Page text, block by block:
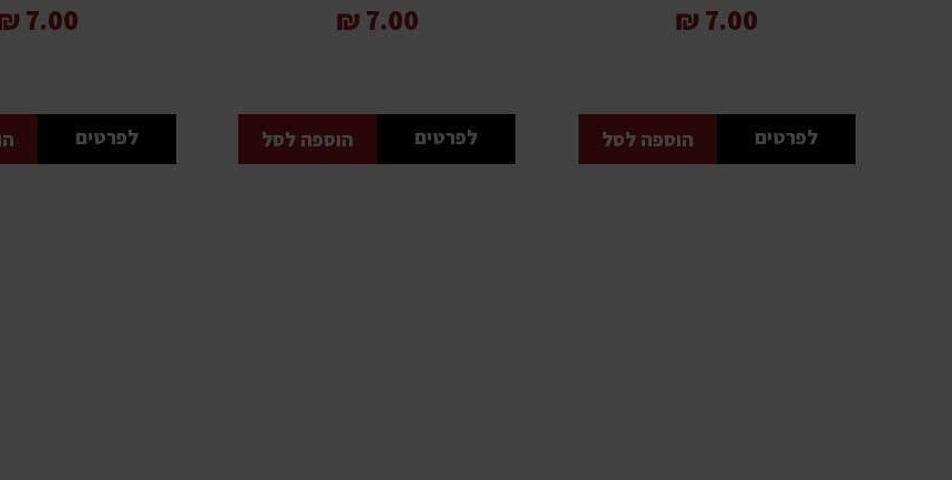
7.00 ₪
לפרטים הוספה לסל
7.00 ₪
לפרטים הוספה לסל
7.00 ₪
לפרטים